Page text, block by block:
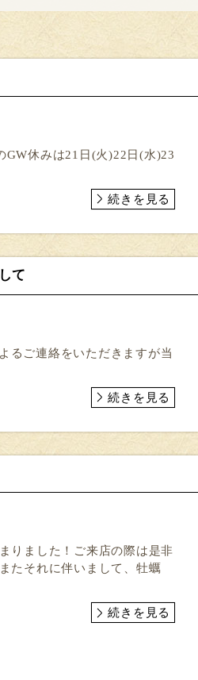
GW休みは21日(火)22日(水)23
続きを見る
て
るご連絡をいただきますが当
続きを見る
りました！ご来店の際は是非
たそれに伴いまして、牡蠣
続きを見る